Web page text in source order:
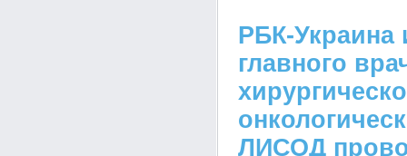
РБК-Украина
главного
ЛИСОД